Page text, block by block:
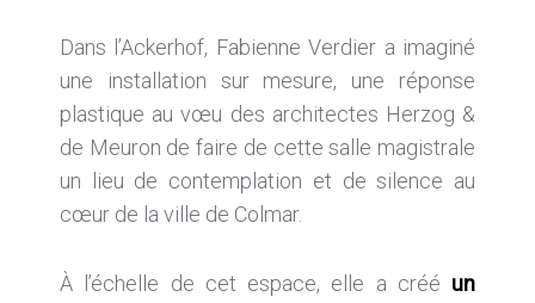
Dans l’Ackerhof, Fabienne Verdier a imaginé
une installation sur mesure, une réponse
plastique au vœu des architectes Herzog &
de Meuron de faire de cette salle magistrale
un lieu de contemplation et de silence au
cœur de la ville de Colmar.
À l’échelle de cet espace, elle a créé un